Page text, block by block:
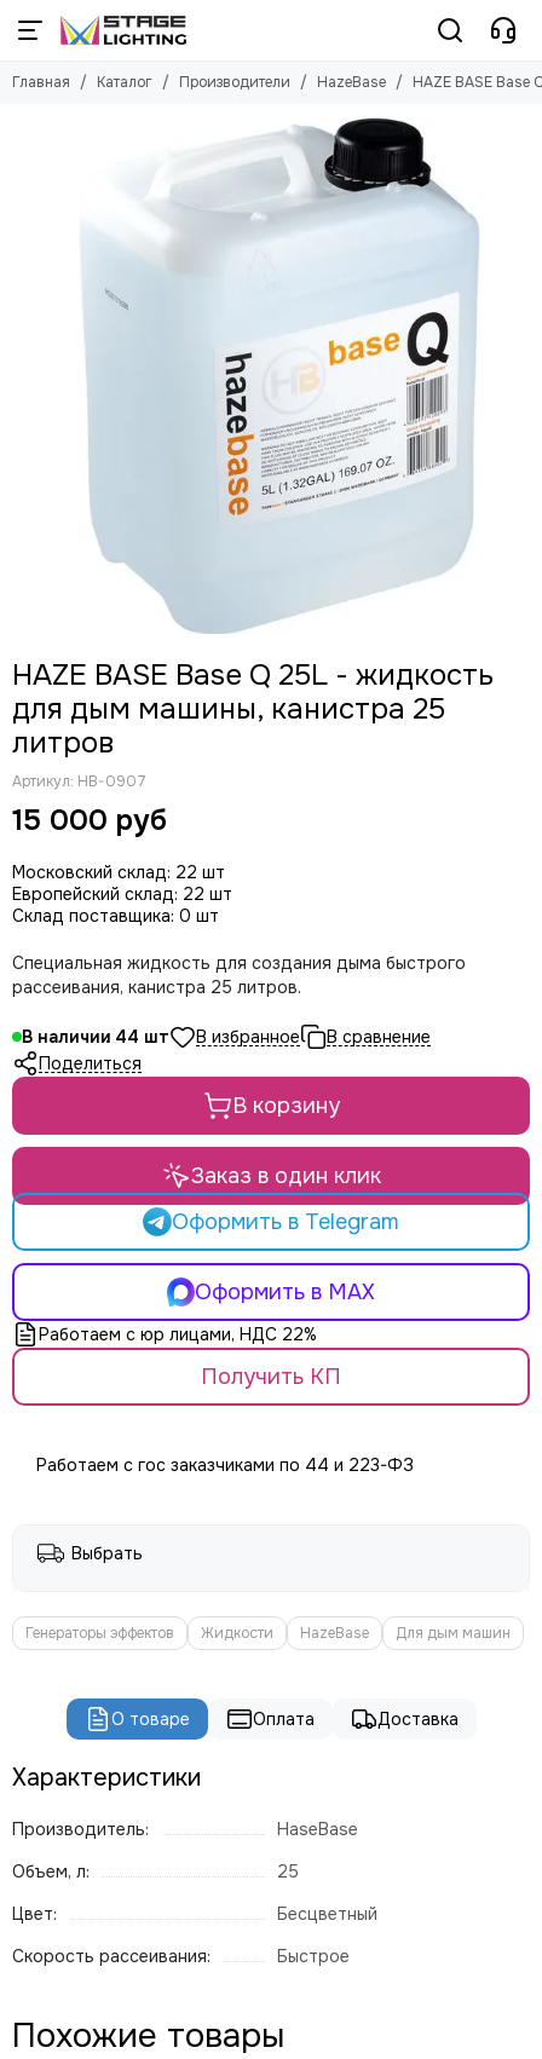
Производители
CLAY PAKY
Company NA
Color Imagination
DIAlighting
DJ POWER
Fine ART
Elation
ETC
EXE TECHNOLOGY (LITEC)
Global Effects
High End Systems
I LIGHTING
INVOLIGHT
JB LIGHTING
LightCraft
Light Union
Look Solutions
LevelUp цепные тали
MAdrix
Magmatic FX
MLB
NICOLAUDIE (SUNLITE)
Philips
ROBE
PROLYTE
Seetronic
Silver Star
SMOKE FACTORY
STAGE4
Tarboc
ЯRILO Pro
Главная Каталог Производители HazeBase HAZE BASE
HAZE BASE Base Q 25L - жидкость
для дым машины, канистра 25
литров
Артикул: HB-0907
15 000 руб
Московский склад: 22 шт
Европейский склад: 22 шт
Склад поставщика: 0 шт
Специальная жидкость для создания дыма быстрого
рассеивания, канистра 25 литров.
В наличии 44
Поделиться
В корзину
Заказ в один клик
Оформить в Telegram
Оформить в MAX
Работаем с юр лицами, НДС 22%
Получить КП
Работаем с гос заказчиками по 44 и 223-ФЗ
Выбрать
Генераторы эффектов Жидкости HazeBase Для дым машин
О товаре Оплата Доставка
Характеристики
Производитель:
HaseBase
Объем, л:
25
Цвет:
Бесцветный
Скорость рассеивания:
Быстрое
Похожие товары